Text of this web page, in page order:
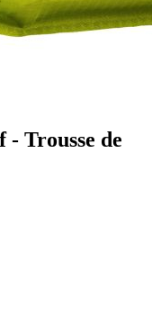
Trousse de